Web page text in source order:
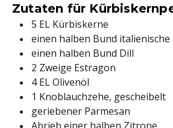
Zutaten für
5 EL Kürbiskerne
einen halben Bund italienische
einen halben Bund Dill
2 Zweige Estragon
4 EL Olivenöl
1 Knoblauchzehe, gescheibelt
geriebener Parmesan